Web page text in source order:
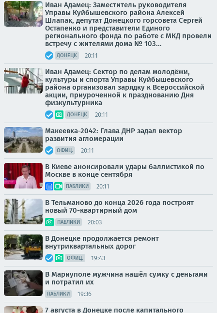
Иван Адамец: Заместитель руководителя
Управы Куйбышевского района Алексей
Шлапак, депутат Донецкого горсовета Сергей
Остапенко и представители Единого
регионального фонда по работе с МКД провели
встречу с жителями дома № 103...
ДОНЕЦК 20:11
Иван Адамец: Сектор по делам молодёжи,
культуры и спорта Управы Куйбышевского
района организовал зарядку к Всероссийской
акции, приуроченной к празднованию Дня
физкультурника
ДОНЕЦК 20:11
Макеевка-2042: Глава ДНР задал вектор
развития агломерации
ОФИЦ. 20:11
В Киеве анонсировали удары баллистикой по
Москве в конце сентября
ПАБЛИКИ 20:11
В Тельманово до конца 2026 года построят
новый 70-квартирный дом
ПАБЛИКИ 20:03
В Донецке продолжается ремонт
внутриквартальных дорог
ОФИЦ. 19:43
В Мариуполе мужчина нашёл сумку с деньгами
и потратил их
ПАБЛИКИ 19:36
7 августа в Донецке после капитального